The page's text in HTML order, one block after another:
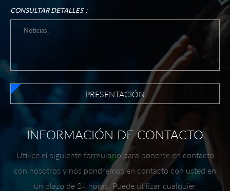
CONSULTAR DETALLES：
PRESENTACIÓN
INFORMACIÓN DE CONTACTO
Utilice el siguiente formulario para ponerse en contacto
con nosotros y nos pondremos en contacto con usted en
un plazo de 24 horas. Puede utilizar cualquier